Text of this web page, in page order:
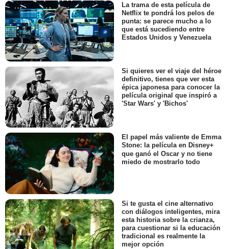
La trama de esta película de
Netflix te pondrá los pelos de
punta: se parece mucho a lo
que está sucediendo entre
Estados Unidos y Venezuela
Si quieres ver el viaje del héroe
definitivo, tienes que ver esta
épica japonesa para conocer la
película original que inspiró a
'Star Wars' y 'Bichos'
El papel más valiente de Emma
Stone: la película en Disney+
que ganó el Oscar y no tiene
miedo de mostrarlo todo
Si te gusta el cine alternativo
con diálogos inteligentes, mira
esta historia sobre la crianza,
para cuestionar si la educación
tradicional es realmente la
mejor opción